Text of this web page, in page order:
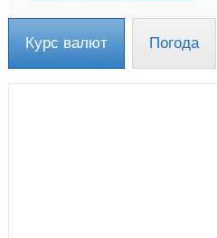
Курс валют Погода